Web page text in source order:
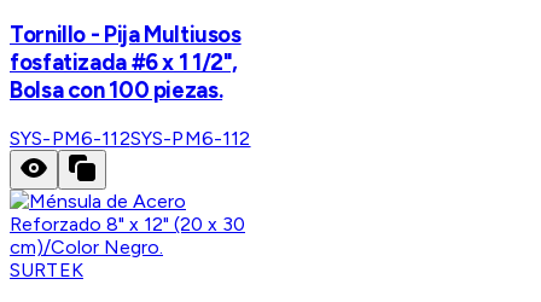
Tornillo - Pija Multiusos
fosfatizada #6 x 1 1/2",
Bolsa con 100 piezas.
SYS-PM6-112SYS-PM6-112
SURTEK